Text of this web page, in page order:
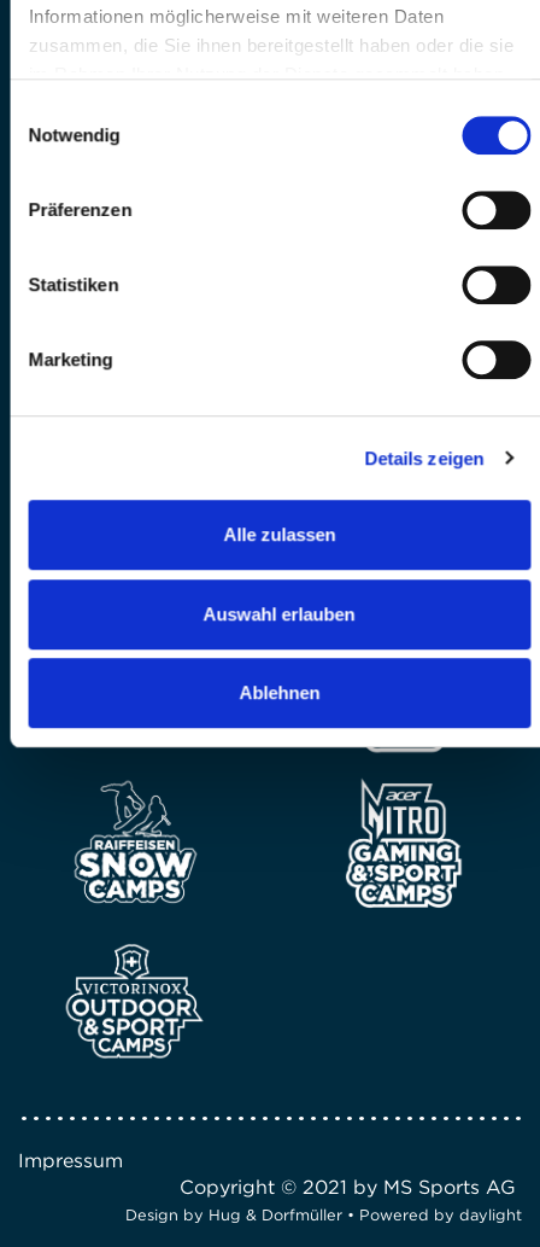
Informationen möglicherweise mit weiteren Daten
zusammen, die Sie ihnen bereitgestellt haben oder die sie
Notwendig
Präferenzen
Statistiken
Marketing
Details zeigen
Alle zulassen
Auswahl erlauben
Ablehnen
MS Sports AG • Sonnenrain 3b • CH-6221
MS Sports folgen
Impressum
Copyright © 2021 by MS Sports AG
Design by Hug & Dorfmüller • Powered by daylight